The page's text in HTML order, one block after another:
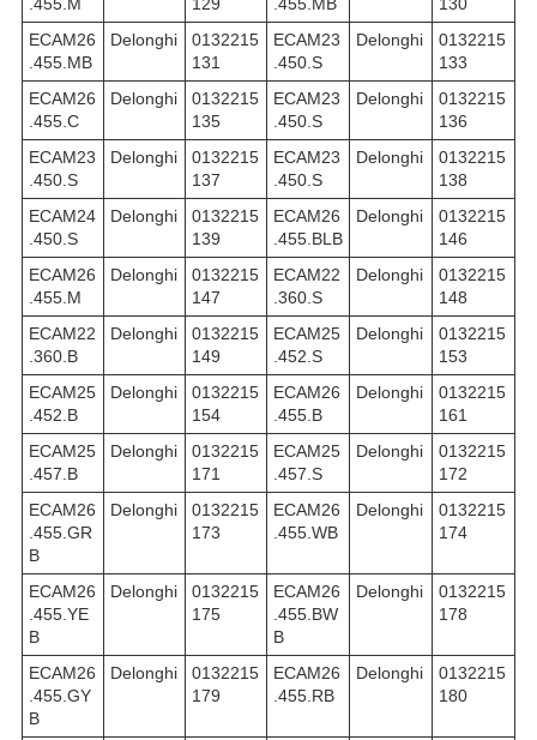
.455.M 129 .455.MB
130
ECAM26
.455.MB
Delonghi
0132215
131
ECAM23
.450.S
Delonghi
0132215
133
ECAM26
.455.C
Delonghi
0132215
135
ECAM23
.450.S
Delonghi
0132215
136
ECAM23
.450.S
Delonghi
0132215
137
ECAM23
.450.S
Delonghi
0132215
138
ECAM24
.450.S
Delonghi
0132215
139
ECAM26
.455.BLB
Delonghi
0132215
146
ECAM26
.455.M
Delonghi
0132215
147
ECAM22
.360.S
Delonghi
0132215
148
ECAM22
.360.B
Delonghi
0132215
149
ECAM25
.452.S
Delonghi
0132215
153
ECAM25
.452.B
Delonghi
0132215
154
ECAM26
.455.B
Delonghi
0132215
161
ECAM25
.457.B
Delonghi
0132215
171
ECAM25
.457.S
Delonghi
0132215
172
ECAM26
.455.GR
B
Delonghi
0132215
173
ECAM26
.455.WB
Delonghi
0132215
174
ECAM26
.455.YE
B
Delonghi
0132215
175
ECAM26
.455.BW
B
Delonghi
0132215
178
ECAM26
.455.GY
B
Delonghi
0132215
179
ECAM26
.455.RB
Delonghi
0132215
180